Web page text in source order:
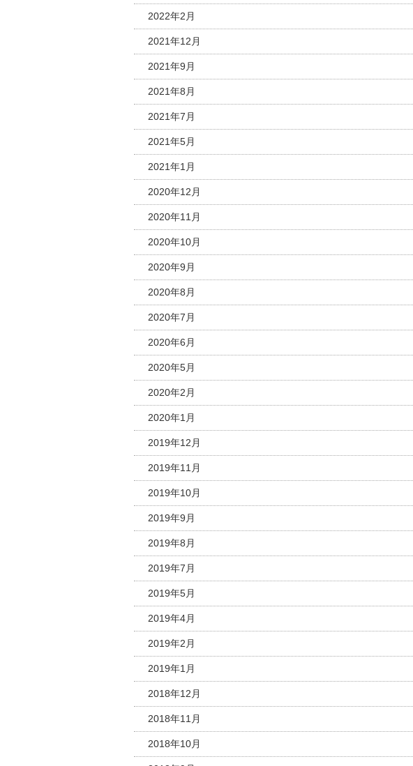
2022年2月
2021年12月
2021年9月
2021年8月
2021年7月
2021年5月
2021年1月
2020年12月
2020年11月
2020年10月
2020年9月
2020年8月
2020年7月
2020年6月
2020年5月
2020年2月
2020年1月
2019年12月
2019年11月
2019年10月
2019年9月
2019年8月
2019年7月
2019年5月
2019年4月
2019年2月
2019年1月
2018年12月
2018年11月
2018年10月